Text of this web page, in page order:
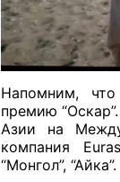
Напомним,
премию
Азии на
компания
“Монгол”, “Айка”.